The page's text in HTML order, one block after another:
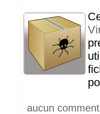
aucun